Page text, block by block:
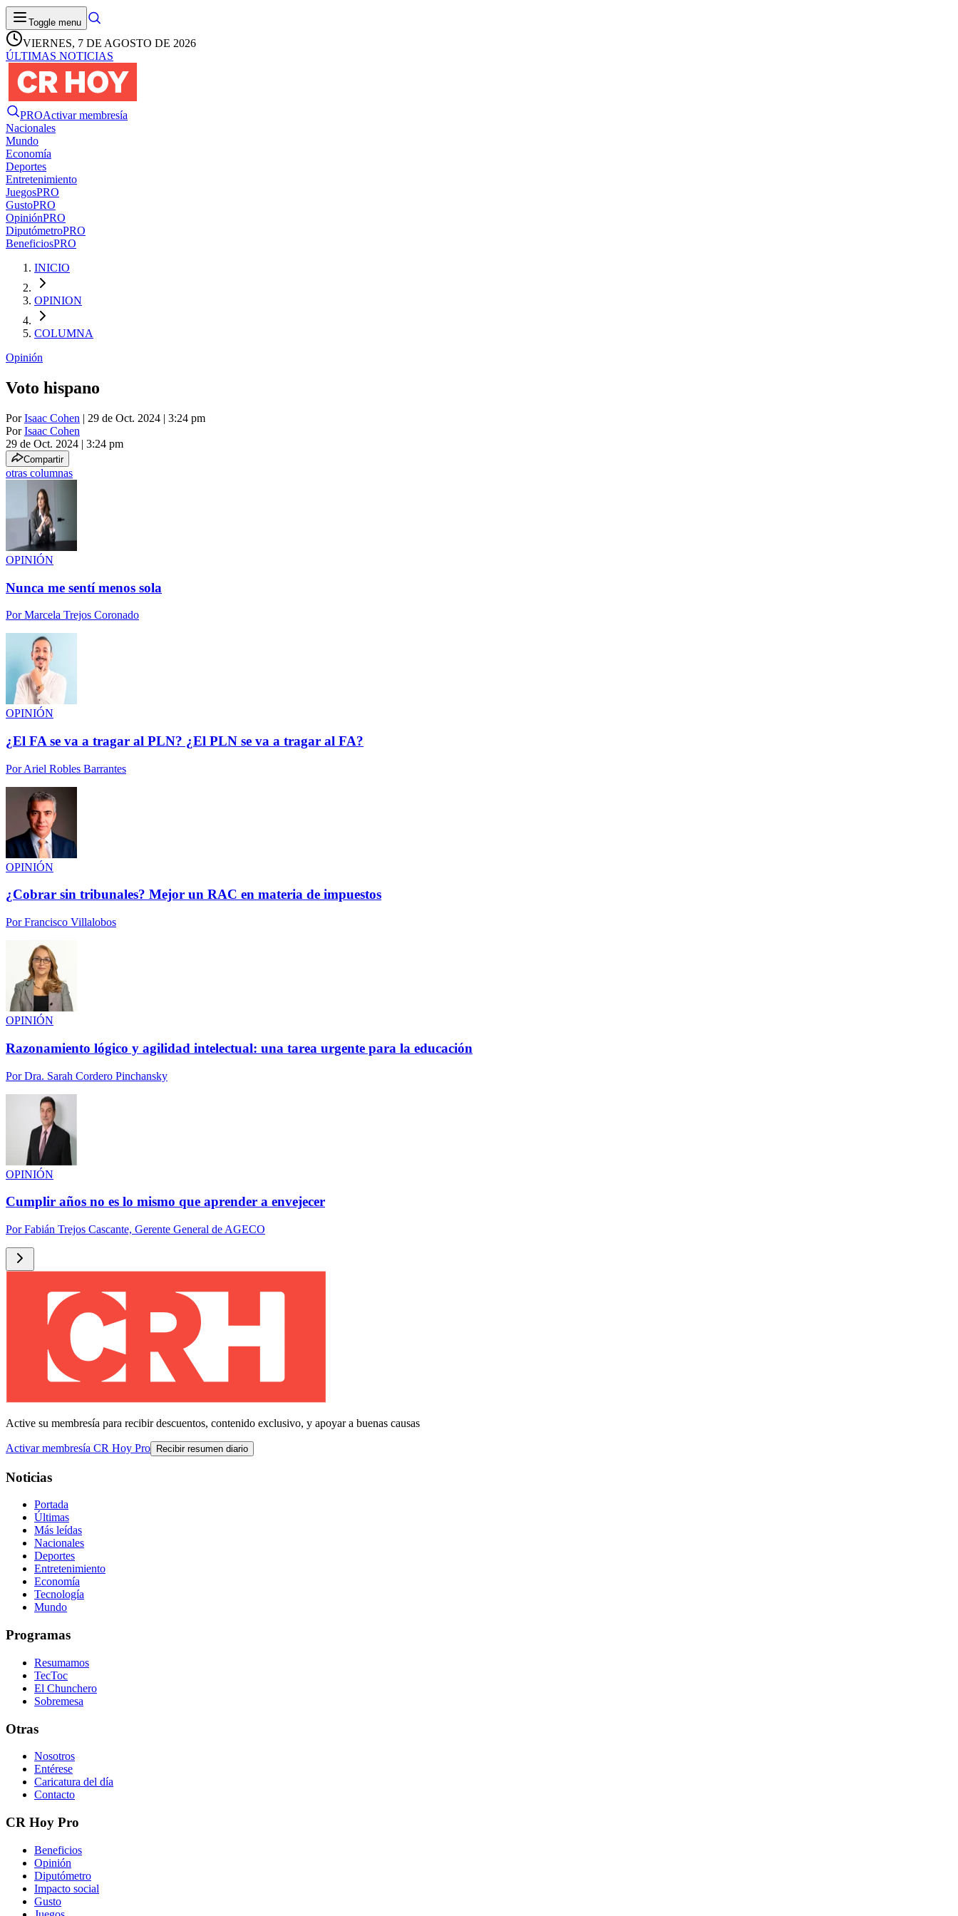
Toggle menu
VIERNES, 7 DE AGOSTO DE 2026
ÚLTIMAS NOTICIAS
PROActivar membresía
Nacionales
Mundo
Economía
Deportes
Entretenimiento
JuegosPRO
GustoPRO
OpiniónPRO
DiputómetroPRO
BeneficiosPRO
INICIO
OPINION
COLUMNA
Opinión
Voto hispano
PorIsaac Cohen | 29 de Oct. 2024 | 3:24 pm
PorIsaac Cohen
29 de Oct. 2024 | 3:24 pm
Compartir
otras columnas
OPINIÓN
Nunca me sentí menos sola
PorMarcela Trejos Coronado
OPINIÓN
¿El FA se va a tragar al PLN? ¿El PLN se va a tragar al FA?
PorAriel Robles Barrantes
OPINIÓN
¿Cobrar sin tribunales? Mejor un RAC en materia de impuestos
PorFrancisco Villalobos
OPINIÓN
Razonamiento lógico y agilidad intelectual: una tarea urgente para la educación
PorDra. Sarah Cordero Pinchansky
OPINIÓN
Cumplir años no es lo mismo que aprender a envejecer
PorFabián Trejos Cascante, Gerente General de AGECO
Active su membresía para recibir descuentos, contenido exclusivo, y apoyar a buenas causas
Activar membresía CR Hoy Pro Recibir resumen diario
Noticias
Portada
Últimas
Más leídas
Nacionales
Deportes
Entretenimiento
Economía
Tecnología
Mundo
Programas
Resumamos
TecToc
El Chunchero
Sobremesa
Otras
Nosotros
Entérese
Caricatura del día
Contacto
CR Hoy Pro
Beneficios
Opinión
Diputómetro
Impacto social
Gusto